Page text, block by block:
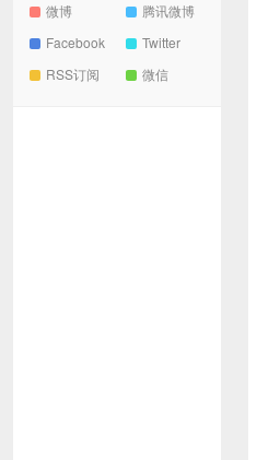
微博
腾讯微博
Facebook
Twitter
RSS订阅
微信